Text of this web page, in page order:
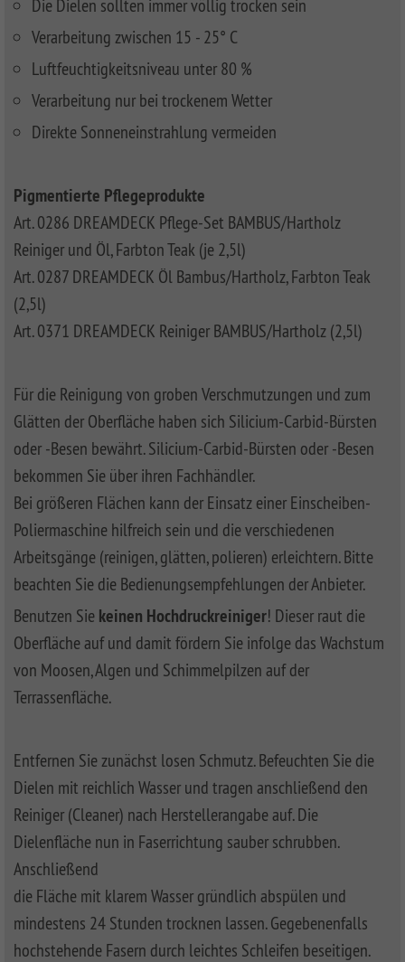
Die Dielen sollten immer völlig trocken sein
Verarbeitung zwischen 15 - 25° C
Luftfeuchtigkeitsniveau unter 80 %
Verarbeitung nur bei trockenem Wetter
Direkte Sonneneinstrahlung vermeiden
Pigmentierte Pflegeprodukte
Art. 0286 DREAMDECK Pflege-Set BAMBUS/Hartholz
Reiniger und Öl, Farbton Teak (je 2,5l)
Art. 0287 DREAMDECK Öl Bambus/Hartholz, Farbton Teak
(2,5l)
Art. 0371 DREAMDECK Reiniger BAMBUS/Hartholz (2,5l)
Für die Reinigung von groben Verschmutzungen und zum
Glätten der Oberfläche haben sich Silicium-Carbid-Bürsten
oder -Besen bewährt. Silicium-Carbid-Bürsten oder -Besen
bekommen Sie über ihren Fachhändler.
Bei größeren Flächen kann der Einsatz einer Einscheiben-
Poliermaschine hilfreich sein und die verschiedenen
Arbeitsgänge (reinigen, glätten, polieren) erleichtern. Bitte
beachten Sie die Bedienungsempfehlungen der Anbieter.
Benutzen Sie keinen Hochdruckreiniger! Dieser raut die
Oberfläche auf und damit fördern Sie infolge das Wachstum
von Moosen, Algen und Schimmelpilzen auf der
Terrassenfläche.
Entfernen Sie zunächst losen Schmutz. Befeuchten Sie die
Dielen mit reichlich Wasser und tragen anschließend den
Reiniger (Cleaner) nach Herstellerangabe auf. Die
Dielenfläche nun in Faserrichtung sauber schrubben.
Anschließend
die Fläche mit klarem Wasser gründlich abspülen und
mindestens 24 Stunden trocknen lassen. Gegebenenfalls
hochstehende Fasern durch leichtes Schleifen beseitigen.